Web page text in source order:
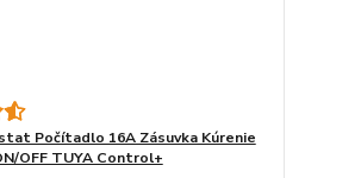
Počítadlo 16A Zásuvka Kúrenie
OFF TUYA Control+